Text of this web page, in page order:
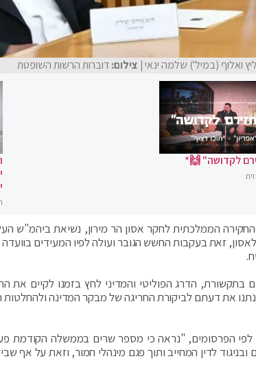
ואלוף (במיל') שלמה ינאי| צילום:דוברות הרשות השופטת
לקדושה" 🙌*
הממלכתית לחקר אסון הר מירון, נשיאת ביהמ"ש
זאת בעקבות החשש הגובר ועולה לפיו המעידים
בתקשורת, הדרג הפוליטי והמדיני לחץ בזמנו לקיים את
את דעתם לביקורת החריגה של מבקר המדינה
לפי הפרסומים, "נראה כי מספר שרים בממשלה הקודמת
ובניגוד לדין המחייב ותוך פגם מינהלי חמור, וזאת על אף